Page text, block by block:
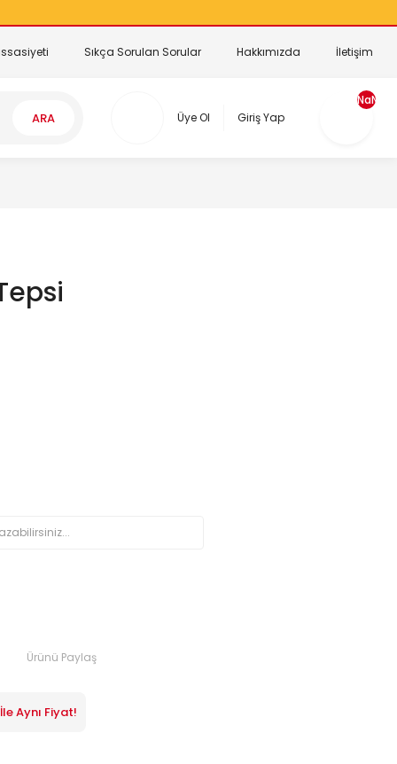
Sıkça Sorulan Sorular Hakkımızda İletişim
ARA Üye Ol Giriş Yap
NaN
Ürünü Paylaş
Aynı Fiyat!